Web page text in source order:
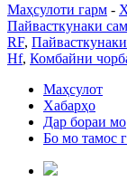
Маҳсулоти гарм -
Пайвасткунаки
RF,
Hf, Комбайни
Маҳсулот
Хабарҳо
Дар бораи мо
Бо мо тамос